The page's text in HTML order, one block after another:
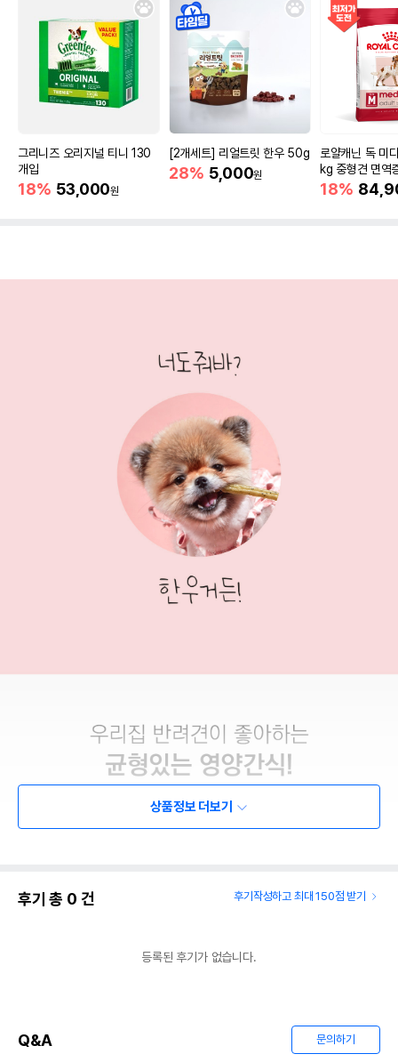
그리니즈 오리지널 티니 130
개입
18% 53,000원
[2개세트] 리얼트릿 한우 50g
28% 5,000원
로얄캐닌 독 미
kg 중형견 면역
18%
상품정보 더보기
후기 총 0 건 후기작성하고 최대 150점 받기
등록된 후기가 없습니다.
Q&A 문의하기